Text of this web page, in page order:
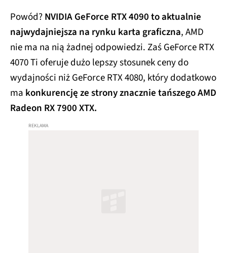
Powód?NVIDIA GeForce RTX 4090 to aktualnie
najwydajniejsza na rynku karta graficzna, AMD
nie ma na nią żadnej odpowiedzi. Zaś GeForce RTX
4070 Ti oferuje dużo lepszy stosunek ceny do
wydajności niż GeForce RTX 4080, który dodatkowo
ma konkurencję ze strony znacznie tańszego AMD
Radeon RX 7900 XTX.